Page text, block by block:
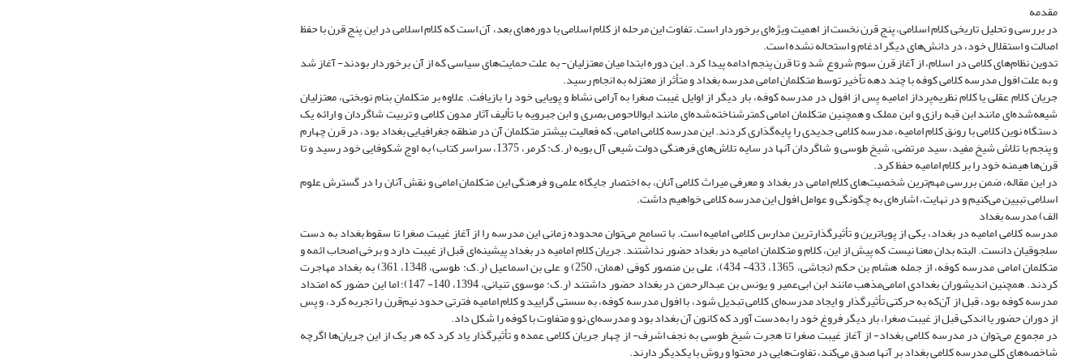
مقدمه
در بررسی و تحلیل تاریخی کلام اسلامی، پنج قرن نخست از اهمیت ویژه‌ای برخوردار است. تفاوت این مرحله از کلام اسلامی با دوره‌های بعد، آن است که کلام اسلامی در این پنج قرن با حفظ
اصالت و استقلال خود، در دانش‌های دیگر ادغام و استحاله نشده است.
تدوین نظام‌های کلامی در اسلام، از آغاز قرن سوم شروع شد و تا قرن پنجم ادامه پیدا کرد. این دوره ابتدا میان معتزلیان- به علت حمایت‌های ‌سیاسی که از آن برخوردار بودند- آغاز شد
و به علت افول مدرسه کلامی کوفه با چند دهه تأخیر توسط متکلمان امامی مدرسه بغداد و متأثر از معتزله به انجام رسید.
جریان کلام عقلی یا کلام نظریه‌پرداز امامیه پس از افول در مدرسه کوفه، بار دیگر از اوایل غیبت صغرا به آرامی نشاط و پویایی خود را باز‌یافت. علاوه بر متکلمانِ بنام نوبختی، معتزلیان
شیعه‌شده‌ای مانند ابن قبه رازی و ابن مملک و همچنین متکلمان امامی کمترشناخته‌شده‌ای مانند ابو‌الاحوص بصری و ابن جبرویه با تألیف آثار مدون کلامی و تربیت شاگردان و ارائه یک
دستگاه نوین کلامی با ‌رونق کلام امامیه، مدرسه کلامی جدیدی را پایه‌گذاری کردند. این مدرسه کلامی امامی، که فعالیت بیشتر متکلمان آن در منطقه جغرافیایی بغداد بود، در قرن چهارم
و پنجم با تلاش‌ شیخ مفید، سید مرتضی، شیخ طوسی و شاگردان آنها در سایه تلاش‌های فرهنگی دولت شیعی آل بویه (ر.ک: کرمر، 1375، سراسر کتاب) به اوج شکوفایی خود رسید و تا
قرن‌ها هیمنه خود را بر کلام امامیه حفظ کرد.
در این مقاله، ضمن بررسی مهم‌ترین شخصیت‌های کلام امامی در بغداد و معرفی میراث کلامی آنان، به اختصار جایگاه علمی و فرهنگی این متکلمان امامی و نقش آنان را در گسترش علوم
اسلامی تبیین می‌کنیم و در نهایت، اشاره‌ای به چگونگی و عوامل افول این مدرسه کلامی خواهیم داشت.
الف) مدرسه بغداد
مدرسه کلامی امامیه در بغداد، یکی از پویاترین و تأثیرگذارترین مدارس کلامی امامیه است. با تسامح می‌توان محدوده زمانی این مدرسه را از آغاز غیبت صغرا تا سقوط بغداد به دست
سلجوقیان دانست. البته بدان معنا نیست که پیش از این، کلام و متکلمان امامیه در بغداد حضور نداشتند. جریان کلام امامیه در بغداد پیشینه‌ای قبل از غیبت دارد و برخی اصحاب ائمه و
متکلمان امامی مدرسه کوفه، از جمله هشام بن حکم (نجاشی، 1365، 433- 434)، علی بن منصور کوفی (همان، 250) و علی بن اسماعیل (ر.ک: طوسی، 1348، 361) به بغداد مهاجرت
کردند. همچنین اندیشوران بغدادی امامی‌مذهب مانند ابن ابی‌عمیر و یونس بن عبد‌الرحمن در بغداد حضور داشتند (ر.ک: موسوی تنیانی، 1394، 140- 147)؛ اما این حضور که امتداد
مدرسه کوفه بود، قبل از آن‌که به حرکتی تأثیر‌گذار و ایجاد مدرسه‌ای کلامی تبدیل شود، با افول مدرسه کوفه، به سستی گرایید و کلام امامیه فترتی حدود نیم‌قرن را تجربه کرد، و پس
از دوران حضور یا اندکی قبل از غیبت صغرا، بار دیگر فروغ خود را به‌دست آورد که کانون آن بغداد بود و مدرسه‌ای نو و متفاوت با کوفه را شکل داد.
در مجموع می‌توان در مدرسه کلامی بغداد- از آغاز غیبت صغرا تا هجرت شیخ طوسی به نجف اشرف‌- از چهار جریان کلامی عمده و تأثیر‌گذار یاد کرد که هر یک از این جریان‌ها اگرچه
شاخصه‌های ‌کلی مدرسه کلامی بغداد بر آنها صدق می‌کند، تفاوت‌هایی در محتوا و روش با یکدیگر دارند.